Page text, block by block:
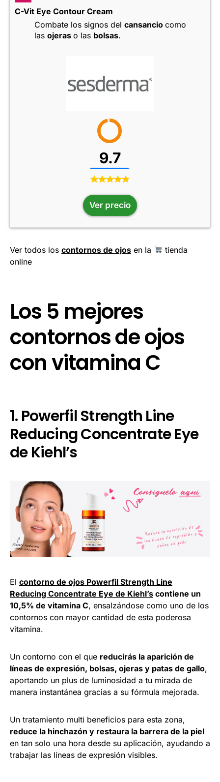
C-Vit Eye Contour Cream
Combate los signos del cansancio como
las ojeras o las bolsas.
9.7
Ver precio
Ver todos los contornos de ojos en la
tienda
online
Los 5 mejores
contornos de ojos
con vitamina C
1. Powerfil Strength Line
Reducing Concentrate Eye
de Kiehl’s
El contorno de ojos Powerfil Strength Line
Reducing Concentrate Eye de Kiehl’s contiene un
10,5% de vitamina C, ensalzándose como uno de los
contornos con mayor cantidad de esta poderosa
vitamina.
Un contorno con el que reducirás la aparición de
líneas de expresión, bolsas, ojeras y patas de gallo,
aportando un plus de luminosidad a tu mirada de
manera instantánea gracias a su fórmula mejorada.
Un tratamiento multi beneficios para esta zona,
reduce la hinchazón y restaura la barrera de la piel
en tan solo una hora desde su aplicación, ayudando a
trabajar las líneas de expresión visibles.